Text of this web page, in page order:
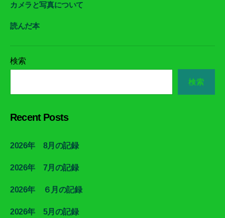
カメラと写真について
読んだ本
検索
検索
Recent Posts
2026年 8月の記録
2026年 7月の記録
2026年 ６月の記録
2026年 5月の記録